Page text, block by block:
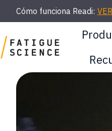
Cómo funciona Readi: